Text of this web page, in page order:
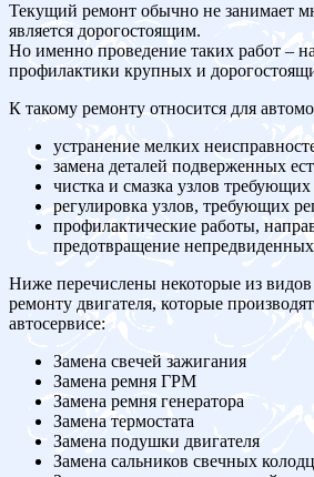
Текущий ремонт обычно не занимает
является дорогостоящим.
Но именно проведение таких работ –
профилактики крупных и
К такому ремонту относится для
устранение мелких
замена деталей подверженных
чистка и смазка узлов
регулировка узлов, требующих
профилактические работы,
предотвращение
Ниже перечислены некоторые из
ремонту двигателя, которые
автосервисе:
Замена свечей зажигания
Замена ремня ГРМ
Замена ремня генератора
Замена термостата
Замена подушки двигателя
Замена сальников свечных